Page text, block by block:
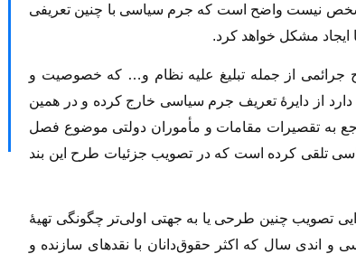
نیست واضح است که جرم سیاسى با چنین تعریفى
ایجاد مشکل خواهد کرد.
جرائمى از جمله تبلیغ علیه نظام و… که خصوصیت و
از دایرهٔ تعریف جرم سیاسى خارج کرده و در همین
چهارم ماده ٢؛ «جرائم راجع به تقصیرات مقامات و مأموران دولتی موضوع فصل
تلقى کرده است که در تصویب جزئیات طرح این بند
تصویب چنین طرحى یا به جهتى اولى‌تر چگونگى تهیهٔ
سال که اکثر حقوق‌دانان با نقدهاى سازنده و